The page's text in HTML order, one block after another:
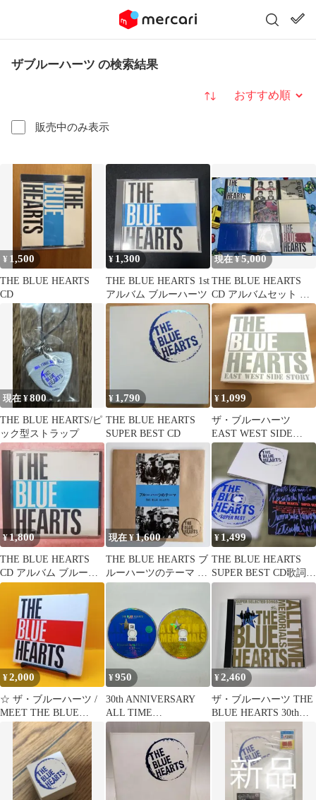
ザブルーハーツ の検索結果
販売中のみ表示
並び替え
¥ 1,500
THE BLUE HEARTS
CD
¥ 1,300
THE BLUE HEARTS 1st
アルバム ブルーハーツ
現在 ¥5,000
THE BLUE HEARTS
CD アルバムセット ま
とめ売り
現在 ¥800
THE BLUE HEARTS/ピ
ック型ストラップ
¥ 1,790
THE BLUE HEARTS
SUPER BEST CD
¥ 1,099
ザ・ブルーハーツ
EAST WEST SIDE
STORY
¥1,800
THE BLUE HEARTS
CD アルバム ブルーハ
ーツ 邦楽 ロック
現在 ¥ 1,600
THE BLUE HEARTS ブ
ルーハーツのテーマ 7
インチレコード
¥ 1,499
THE BLUE HEARTS
SUPER BEST CD歌詞カ
ード付本日のみ
¥2,000
☆ ザ・ブルーハーツ /
MEET THE BLUE
HEARTS
¥950
30th ANNIVERSARY
ALL TIME
MEMORIALS ～Limited
Rental Edition～(DVD
付)／THE BLUE
HEARTS／2枚組
¥2,460
ザ・ブルーハーツ THE
BLUE HEARTS 30th
TIME MEMORIALS ～
SUPER SELECTED
SONGS～(B) 人にやさ
しく/リンダ リンダ/終
わらない歌、他 (T26)